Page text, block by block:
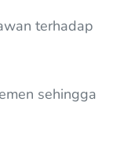
terhadap
sehingga